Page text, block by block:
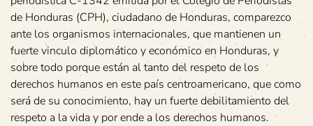
de Honduras (CPH), ciudadano de Honduras, comparezco
ante los organismos internacionales, que mantienen un
fuerte vinculo diplomático y económico en Honduras, y
sobre todo porque están al tanto del respeto de los
derechos humanos en este país centroamericano, que como
será de su conocimiento, hay un fuerte debilitamiento del
respeto a la vida y por ende a los derechos humanos.